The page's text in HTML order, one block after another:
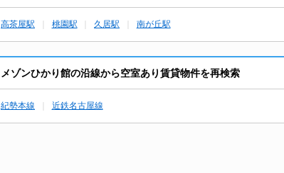
高茶屋駅 桃園駅 久居駅 南が丘駅
メゾンひかり館の沿線から空室あり賃貸物件を再検索
紀勢本線 近鉄名古屋線